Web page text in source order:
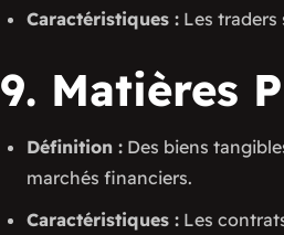
Caractéristiques : Les traders
9. Matières
Définition : Des biens
marchés financiers.
Caractéristiques : Les